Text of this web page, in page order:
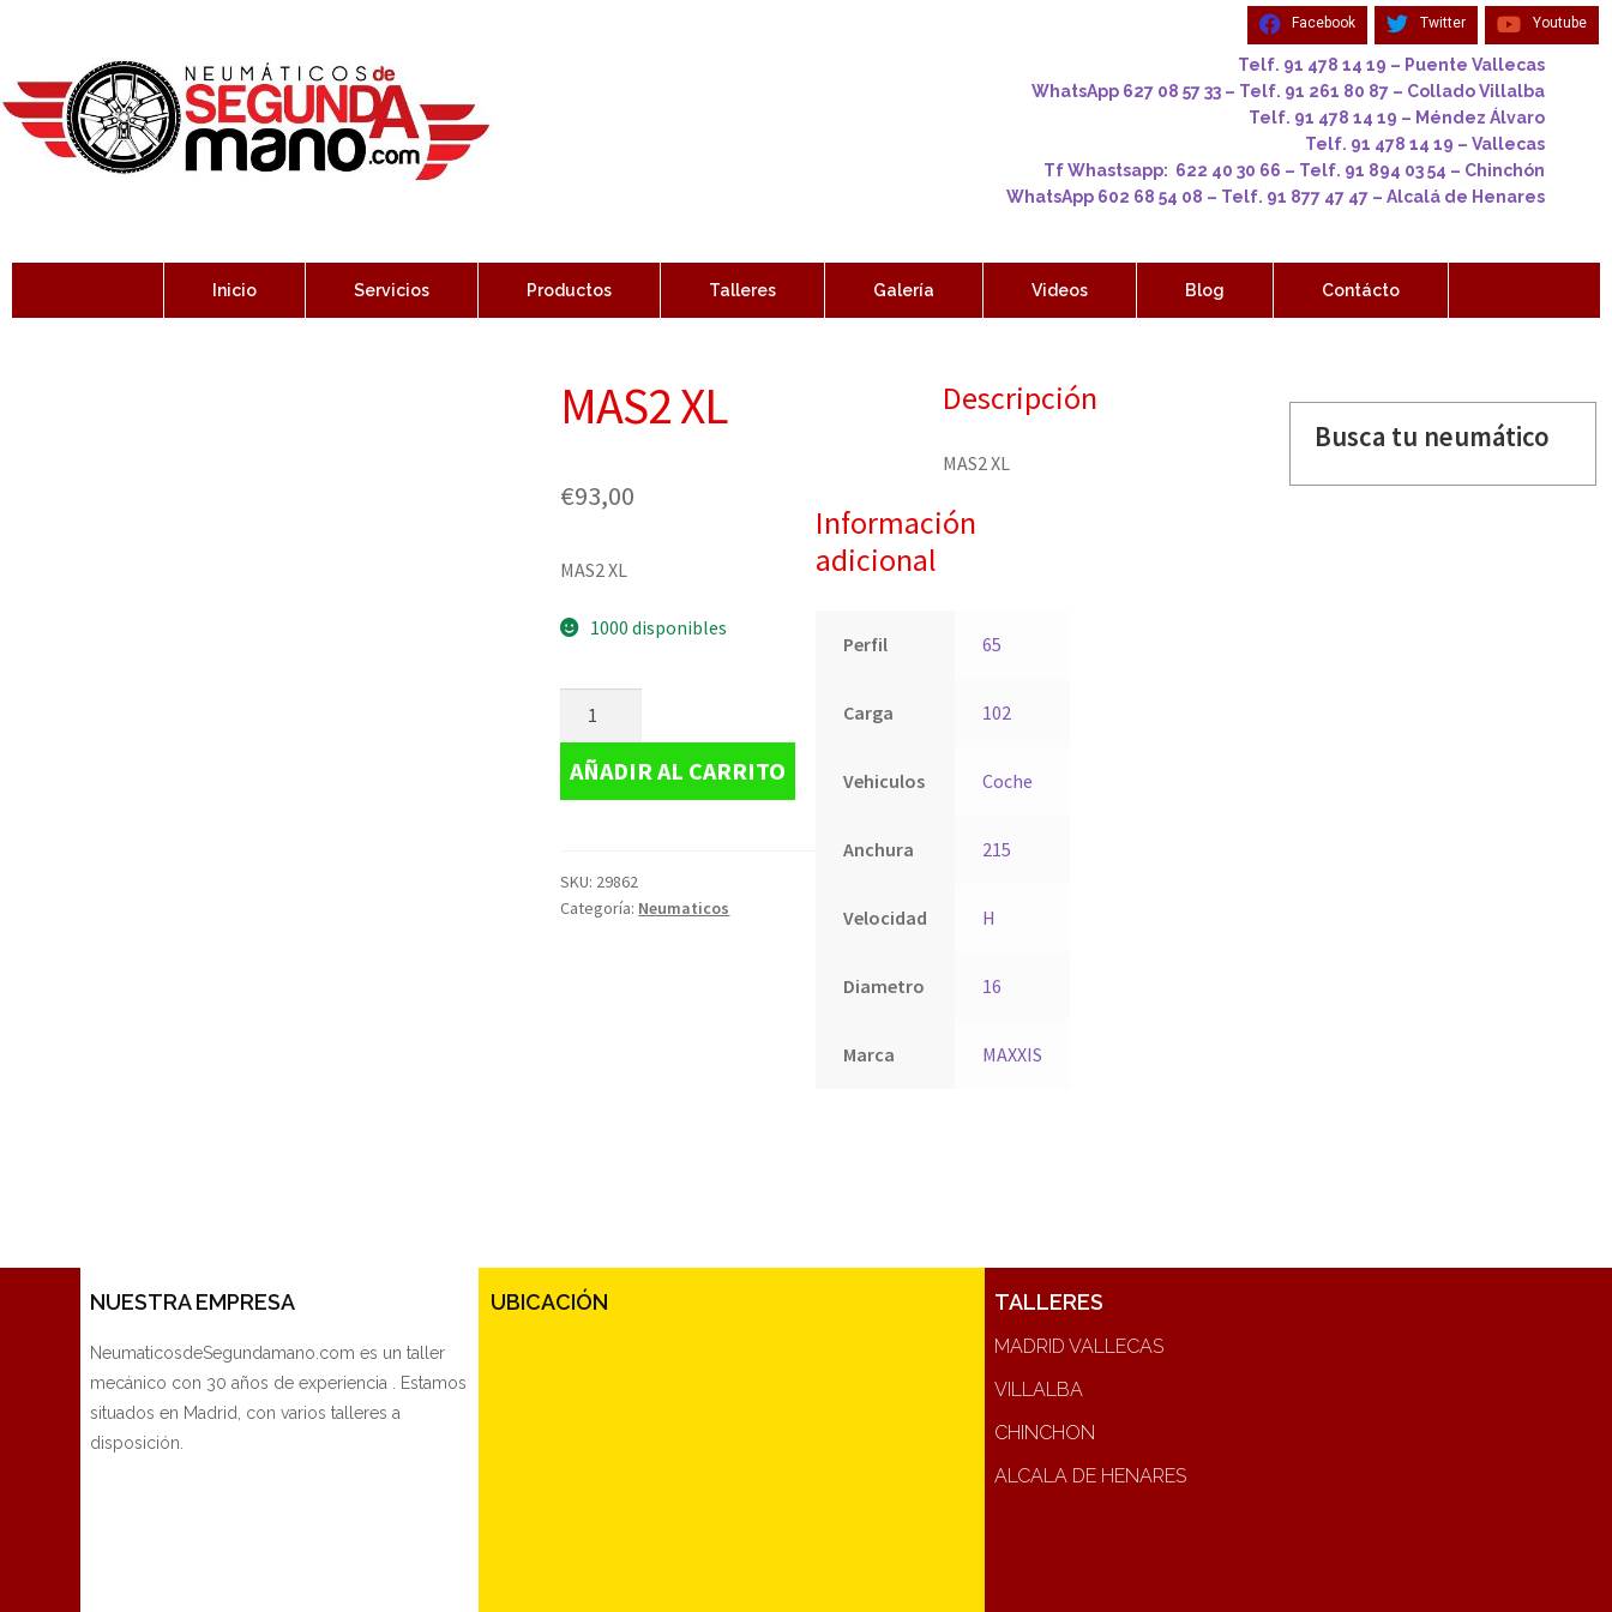
Facebook Twitter Youtube
Telf. 91 478 14 19 – Puente Vallecas
WhatsApp 627 08 57 33 – Telf. 91 261 80 87 – Collado Villalba
Telf. 91 478 14 19 – Méndez Álvaro
Telf. 91 478 14 19 – Vallecas
Tf Whastsapp: 622 40 30 66 – Telf. 91 894 03 54 – Chinchón
WhatsApp 602 68 54 08 – Telf. 91 877 47 47 – Alcalá de Henares
Inicio Servicios Productos Talleres Galería Videos Blog Contácto
MAS2 XL
€93,00
MAS2 XL
1000 disponibles
AÑADIR AL CARRITO
SKU: 29862
Categoría: Neumaticos
Descripción
MAS2 XL
Información
adicional
Perfil 65
Carga 102
Vehiculos Coche
Anchura 215
Velocidad H
Diametro 16
Marca MAXXIS
Busca tu neumático
NUESTRA EMPRESA
NeumaticosdeSegundamano.com es un taller
mecánico con 30 años de experiencia . Estamos
situados en Madrid, con varios talleres a
disposición.
UBICACIÓN TALLERES
MADRID VALLECAS
VILLALBA
CHINCHON
ALCALA DE HENARES